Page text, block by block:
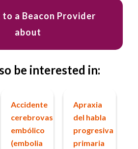
to a Beacon Provider
about
be interested in:
Accidente
cerebrovascular
embólico
(embolia
Apraxia
del habla
progresiva
primaria